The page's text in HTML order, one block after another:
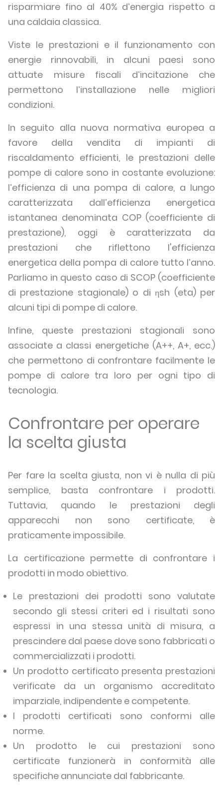
risparmiare fino al 40% d’energia rispetto a
una caldaia classica.
Viste le prestazioni e il funzionamento con
energie rinnovabili, in alcuni paesi sono
attuate misure fiscali d’incitazione che
permettono l’installazione nelle migliori
condizioni.
In seguito alla nuova normativa europea a
favore della vendita di impianti di
riscaldamento efficienti, le prestazioni delle
pompe di calore sono in costante evoluzione:
l’efficienza di una pompa di calore, a lungo
caratterizzata dall’efficienza energetica
istantanea denominata COP (coefficiente di
prestazione), oggi è caratterizzata da
prestazioni che riflettono l'efficienza
energetica della pompa di calore tutto l’anno.
Parliamo in questo caso di SCOP (coefficiente
di prestazione stagionale) o di ηsh (eta) per
alcuni tipi di pompe di calore.
Infine, queste prestazioni stagionali sono
associate a classi energetiche (A++, A+, ecc.)
che permettono di confrontare facilmente le
pompe di calore tra loro per ogni tipo di
tecnologia.
Confrontare per operare
la scelta giusta
Per fare la scelta giusta, non vi è nulla di più
semplice, basta confrontare i prodotti.
Tuttavia, quando le prestazioni degli
apparecchi non sono certificate, è
praticamente impossibile.
La certificazione permette di confrontare i
prodotti in modo obiettivo.
Le prestazioni dei prodotti sono valutate
secondo gli stessi criteri ed i risultati sono
espressi in una stessa unità di misura, a
prescindere dal paese dove sono fabbricati o
commercializzati i prodotti.
Un prodotto certificato presenta prestazioni
verificate da un organismo accreditato
imparziale, indipendente e competente.
I prodotti certificati sono conformi alle
norme.
Un prodotto le cui prestazioni sono
certificate funzionerà in conformità alle
specifiche annunciate dal fabbricante.